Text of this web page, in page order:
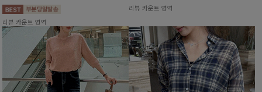
리뷰 카운트 영역
리뷰 카운트 영역